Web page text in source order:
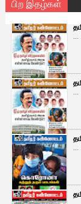
பிற இதழ்கள்
...
...
...